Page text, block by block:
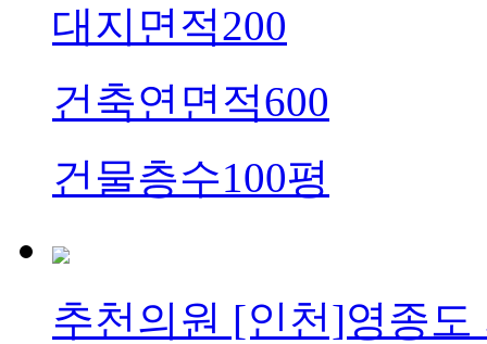
대지면적200
건축연면적600
건물층수100평
추천의원 [인천]영종도